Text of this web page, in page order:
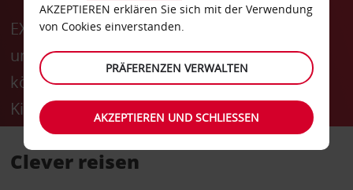
EXKLUSIV FÜR AVIS PREFERRED: Mitglieder
unseres kostenlosen Treueprogramms
können ihre Schlüssel an Avis Self-Service
Kiosken abholen und sind in
Sekundenschnelle abfahrbereit.
Clever reisen
AKZEPTIEREN erklären Sie sich mit der Verwendung
von Cookies einverstanden.
PRÄFERENZEN VERWALTEN
AKZEPTIEREN UND SCHLIESSEN